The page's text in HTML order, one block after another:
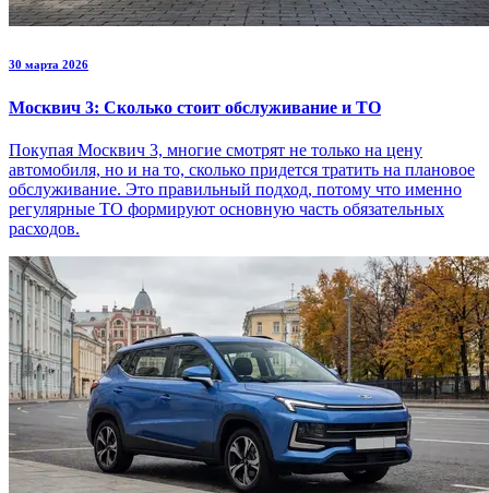
30 марта 2026
Москвич 3: Сколько стоит обслуживание и ТО
Покупая Москвич 3, многие смотрят не только на цену
автомобиля, но и на то, сколько придется тратить на плановое
обслуживание. Это правильный подход, потому что именно
регулярные ТО формируют основную часть обязательных
расходов.